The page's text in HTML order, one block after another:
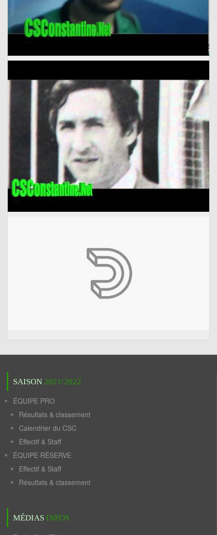
SAISON 2021/2022
ÉQUIPE PRO
Résultats & classement
Calendrier du CSC
Effectif & Staff
ÉQUIPE RÉSERVE
Effectif & Staff
Résultats & classement
MÉDIAS INFOS